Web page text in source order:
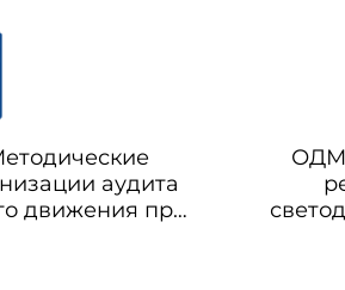
аудита
движения при
ОДМ